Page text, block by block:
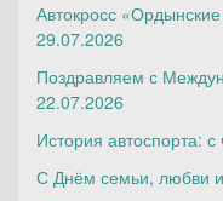
Автокросс
29.07.2026
Поздравляем с
22.07.2026
История автоспорта:
С Днём семьи, любви